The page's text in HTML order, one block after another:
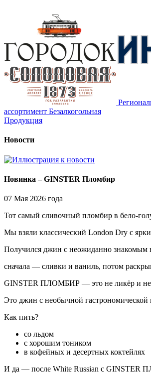
ассортимент Безалкогольная
Продукция
Новости
Новинка – GINSTER Пломбир
07 Мая 2026 года
Тот самый сливочный пломбир в бело-
Мы взяли классический London Dry с
Получился джин с неожиданно знакомым
сначала — сливки и ваниль, потом
GINSTER ПЛОМБИР — это не ликёр и не
Это джин с необычной
Как пить?
со льдом
с хорошим тоником
в кофейных и десертных коктейлях
И да — после White Russian с GINSTER